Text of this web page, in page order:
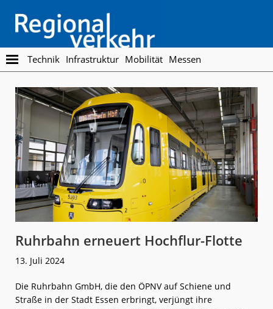
main
content
footer
Regionalverkehr
Die
Fachzeitschrift
den
Öffentlichen
Personennahverkehr
Technik Infrastruktur Mobilität Messen
Ruhrbahn erneuert Hochflur-Flotte
13. Juli 2024
Die Ruhrbahn GmbH, die den ÖPNV auf Schiene und
Straße in der Stadt Essen erbringt, verjüngt ihre